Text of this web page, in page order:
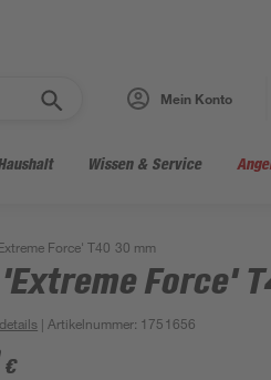
Mein Konto
Wissen & Service
Force' T40 30 mm
Force'
| Artikelnummer: 1751656
€